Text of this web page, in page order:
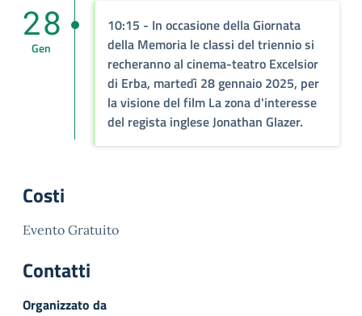
28
Gen
10:15 - In occasione della Giornata
della Memoria le classi del triennio si
recheranno al cinema-teatro Excelsior
di Erba, martedì 28 gennaio 2025, per
la visione del film La zona d'interesse
del regista inglese Jonathan Glazer.
Costi
Evento Gratuito
Contatti
Organizzato da